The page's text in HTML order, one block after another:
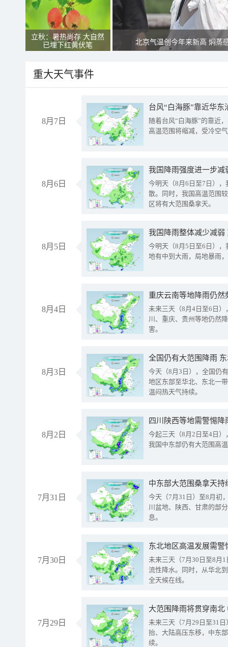
立秋：暑热尚存 大自然
已埋下红黄伏笔
北京气温创今年来新高 焖蒸
重大天气事件
8月7日
台风“白海豚”靠近华
随着台风“白海豚”的靠近
高温范围将缩减，受冷空
8月6日
今明天（8月6日至7日）
散。同时，我国高温范围
区将有大范围桑拿天。
8月5日
我国降雨整体减少减弱
今明天（8月5日至6日）
地有中到大雨，局地暴雨
8月4日
重庆云南等地降雨仍然
未来三天（8月4日至6日
川、重庆、贵州等地仍然
害。
8月3日
全国仍有大范围降雨
今天（8月3日），全国仍
地区东部至华北、东北一
温闷热天气持续。
8月2日
今起三天（8月2日至4日
我国中东部仍有大范围高
7月31日
中东部大范围桑拿天
今天（7月31日）至8月初
川盆地、陕西、甘肃的部
息。
7月30日
东北地区高温发展需
未来三天（7月30日至8月
流性降水。同时，从华北
全天候在线。
7月29日
大范围降雨将贯穿南
未来三天（7月29日至31
抬、大陆高压东移，中东
续。